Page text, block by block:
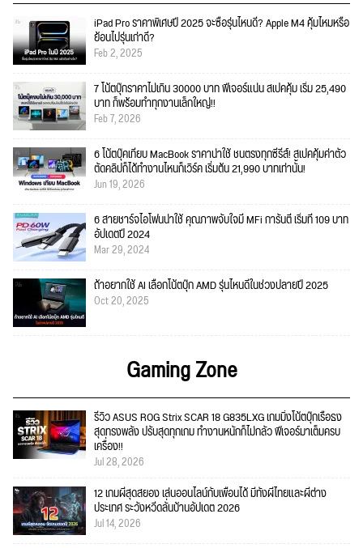
iPad Pro ราคาพิเศษปี 2025 จะซื้อรุ่นไหนดี? Apple M4 คุ้มไหมหรือ
ย้อนไปรุ่นเก่าดี?
Feb 2, 2025
7 โน้ตบุ๊กราคาไม่เกิน 30000 บาท ฟีเจอร์แน่น สเปคคุ้ม เริ่ม 25,490
บาท ก็พร้อมทำทุกงานเล็กใหญ่!!
Feb 7, 2026
6 โน้ตบุ๊คเทียบ MacBook ราคาน่าใช้ ชนตรงทุกซีรีส์! สเปคคุ้มค่าตัว
ตัดคลิปก็ได้ทำงานไหนก็เวิร์ค เริ่มต้น 21,990 บาทเท่านั้น!
Jun 19, 2026
6 สายชาร์จไอโฟนน่าใช้ คุณภาพจับใจมี MFi การันตี เริ่มที่ 109 บาท
อัปเดตปี 2024
Mar 29, 2024
ถ้าอยากใช้ AI เลือกโน้ตบุ๊ก AMD รุ่นไหนดีในช่วงปลายปี 2025
Oct 20, 2025
Gaming Zone
รีวิว ASUS ROG Strix SCAR 18 G835LXG เกมมิ่งโน้ตบุ๊กเรือธง
สุดทรงพลัง ปรับสุดทุกเกม ทำงานหนักก็ไม่กลัว ฟีเจอร์มาเต็มครบ
เครื่อง!!
Jul 28, 2026
12 เกมผีสุดสยอง เล่นออนไลน์กับเพื่อนได้ มีทั้งผีไทยและผีต่าง
ประเทศ ระวังหวีดลั่นบ้านอัปเดต 2026
Jul 14, 2026